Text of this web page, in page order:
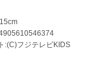
:(C)フジテレビKIDS